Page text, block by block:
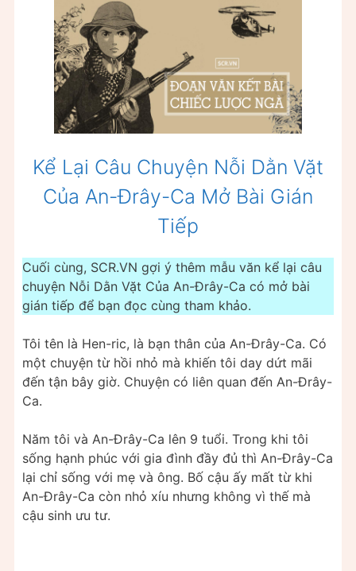
Kể Lại Câu Chuyện Nỗi Dằn Vặt
Của An-Đrây-Ca Mở Bài Gián
Tiếp
Cuối cùng, SCR.VN gợi ý thêm mẫu văn kể lại câu
chuyện Nỗi Dằn Vặt Của An-Đrây-Ca có mở bài
gián tiếp để bạn đọc cùng tham khảo.
Tôi tên là Hen-ric, là bạn thân của An-Đrây-Ca. Có
một chuyện từ hồi nhỏ mà khiến tôi day dứt mãi
đến tận bây giờ. Chuyện có liên quan đến An-Đrây-
Ca.
Năm tôi và An-Đrây-Ca lên 9 tuổi. Trong khi tôi
sống hạnh phúc với gia đình đầy đủ thì An-Đrây-Ca
lại chỉ sống với mẹ và ông. Bố cậu ấy mất từ khi
An-Đrây-Ca còn nhỏ xíu nhưng không vì thế mà
cậu sinh ưu tư.